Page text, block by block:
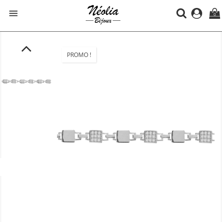
 0
PROMO !